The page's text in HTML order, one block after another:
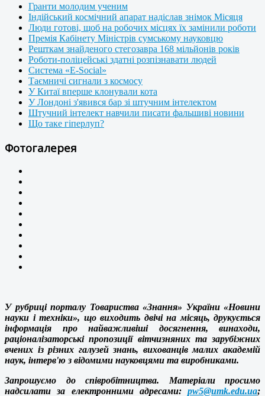
Гранти молодим ученим
Індійський космічний апарат надіслав знімок Місяця
Люди готові, щоб на робочих місцях їх замінили роботи
Премія Кабінету Міністрів сумському науковцю
Решткам знайденого стегозавра 168 мільйонів років
Роботи-поліцейські здатні розпізнавати людей
Система «E-Social»
Таємничі сигнали з космосу
У Китаї вперше клонували кота
У Лондоні з'явився бар зі штучним інтелектом
Штучний інтелект навчили писати фальшиві новини
Що таке гіперлуп?
Фотогалерея
У рубриці порталу Товариства «Знання» України «Новини
науки і техніки», що виходить двічі на місяць, друкується
інформація про найважливіші досягнення, винаходи,
раціоналізаторські пропозиції вітчизняних та зарубіжних
вчених із різних галузей знань, вихованців малих академій
наук, інтерв'ю з відомими науковцями та виробниками.
Запрошуємо до співробітництва. Матеріали просимо
надсилати за електронними адресами: pw5@umk.edu.ua;